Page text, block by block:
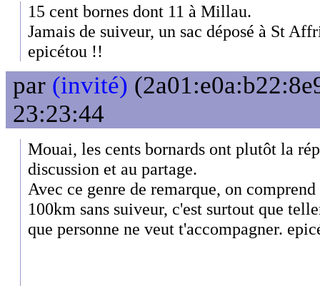
15 cent bornes dont 11 à Millau.
Jamais de suiveur, un sac déposé à St
epicétou !!
par (invité)
23:23:44
Mouai, les cents bornards ont plutôt la
discussion et au partage.
Avec ce genre de remarque, on
100km sans suiveur, c'est surtout que
que personne ne veut t'accompagner.